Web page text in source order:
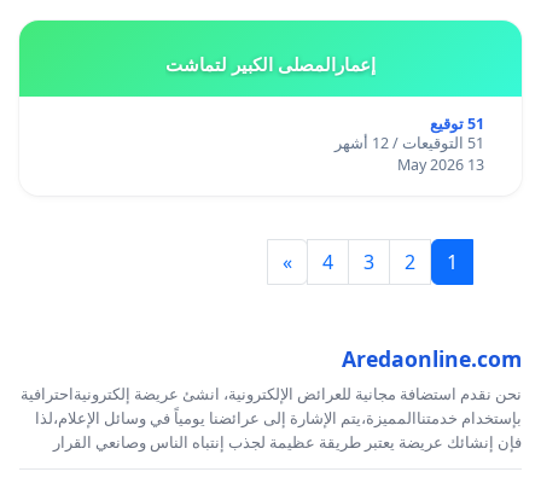
إعمارالمصلى الكبير لتماشت
51 توقيع
51 التوقيعات / 12 أشهر
13 May 2026
1
2
3
4
»
Aredaonline.com
نحن نقدم استضافة مجانية للعرائض الإلكترونية، انشئ عريضة إلكترونيةاحترافية
بإستخدام خدمتناالمميزة،يتم الإشارة إلى عرائضنا يومياً في وسائل الإعلام،لذا
فإن إنشائك عريضة يعتبر طريقة عظيمة لجذب إنتباه الناس وصانعي القرار